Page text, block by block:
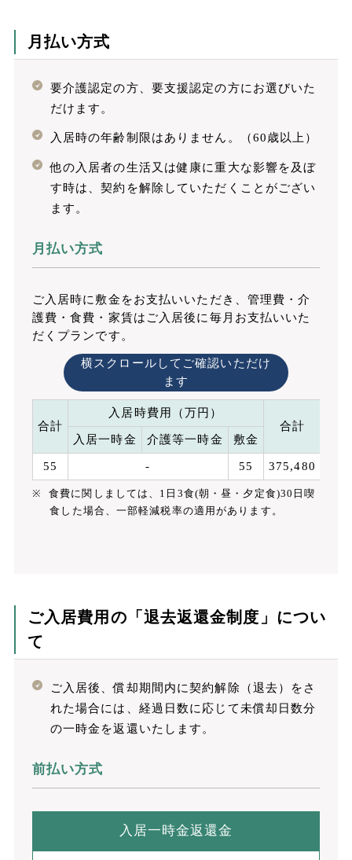
月払い方式
要介護認定の方、要支援認定の方にお選びいた
だけます。
入居時の年齢制限はありません。（60歳以上）
他の入居者の生活又は健康に重大な影響を及ぼ
す時は、契約を解除していただくことがござい
ます。
月払い方式
ご入居時に敷金をお支払いいただき、管理費・介
護費・食費・家賃はご入居後に毎月お支払いいた
だくプランです。
横スクロールしてご確認いただけ
ます
合計
入居時費用（万円）
合計
入居一時金
介護等一時金 敷金
55 - 55 375,480
食費に関しましては、1日3食(朝・昼・夕定食)30日喫
食した場合、一部軽減税率の適用があります。
ご入居費用の「退去返還金制度」につい
て
ご入居後、償却期間内に契約解除（退去）をさ
れた場合には、経過日数に応じて未償却日数分
の一時金を返還いたします。
前払い方式
入居一時金返還金